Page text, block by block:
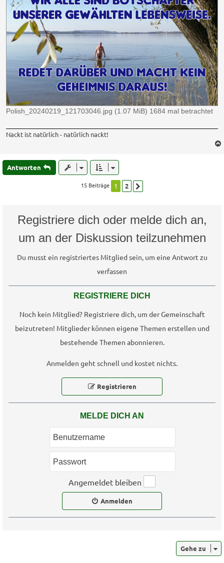
Polish_20240219_121703046.jpg (1.07 MiB) 1684 mal betrachtet
Nackt ist natürlich - natürlich nackt!
Antworten
15 Beiträge 1 2
Registriere dich oder melde dich an,
um an der Diskussion teilzunehmen
Du musst ein registriertes Mitglied sein, um eine Antwort zu
verfassen
REGISTRIERE DICH
Noch kein Mitglied? Registriere dich, um der Gemeinschaft
beizutreten! Mitglieder können eigene Themen erstellen und
bestehende Themen abonnieren.
Anmelden geht schnell und kostet nichts.
Registrieren
MELDE DICH AN
Angemeldet bleiben
Anmelden
Gehe zu